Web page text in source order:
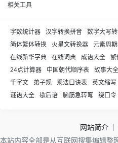
相关工具
字数统计器 汉字转换拼音 数字大写
简体繁体转换
火星文转换器 元素周
在线新华字典
在线词典 成语大全 繁
24点计算器
中国朝代顺序表 故事大全
千字文
弟子规 乘法口诀表 英文缩写
谜语大全
歇后语 脑筋急转弯 绕口令
网站简介
本站内容全部是从互联网搜集编辑整